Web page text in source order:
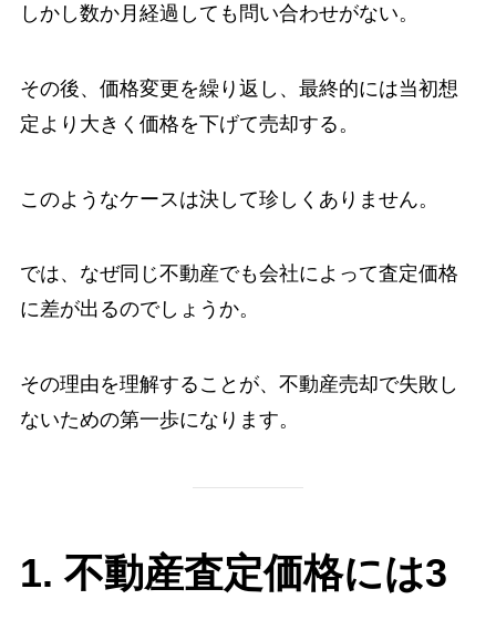
しかし数か月経過しても問い合わせがない。
その後、価格変更を繰り返し、最終的には当初想
定より大きく価格を下げて売却する。
このようなケースは決して珍しくありません。
では、なぜ同じ不動産でも会社によって査定価格
に差が出るのでしょうか。
その理由を理解することが、不動産売却で失敗し
ないための第一歩になります。
1. 不動産査定価格には3